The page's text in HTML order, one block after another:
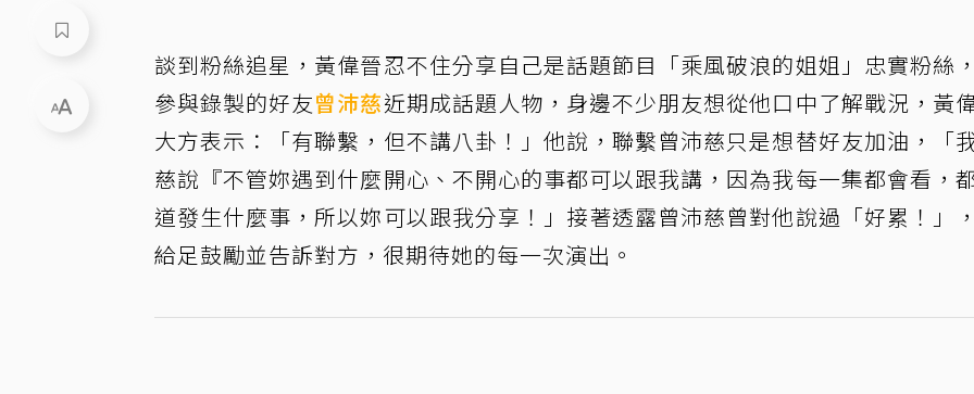
談到粉絲追星，黃偉晉忍不住分享自己是話題節目「乘風破浪的姐姐」忠實粉絲
參與錄製的好友曾沛慈近期成話題人物，身邊不少朋友想從他口中了解戰況，黃
大方表示：「有聯繫，但不講八卦！」他說，聯繫曾沛慈只是想替好友加油，「
慈說『不管妳遇到什麼開心、不開心的事都可以跟我講，因為我每一集都會看，
道發生什麼事，所以妳可以跟我分享！」接著透露曾沛慈曾對他說過「好累！」
給足鼓勵並告訴對方，很期待她的每一次演出。